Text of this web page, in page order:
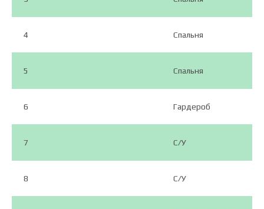
4 Спальня
5 Спальня
6 Гардероб
7 С/У
8 С/У